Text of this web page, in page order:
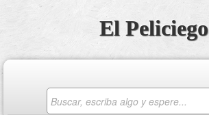
El Peliciego